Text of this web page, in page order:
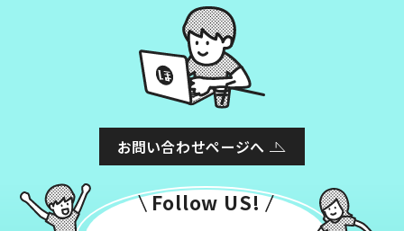
お問い合わせページへ
Follow US!